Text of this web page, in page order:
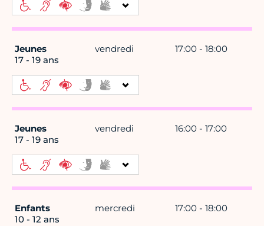
Jeunes
17 - 19 ans
vendredi 17:00 - 18:00
Jeunes
17 - 19 ans
vendredi 16:00 - 17:00
Enfants
10 - 12 ans
mercredi 17:00 - 18:00